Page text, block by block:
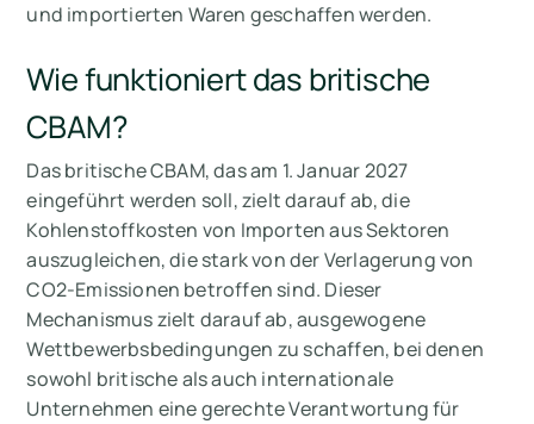
und importierten Waren geschaffen werden.
Wie funktioniert das britische
CBAM?
Das britische CBAM, das am 1. Januar 2027
eingeführt werden soll, zielt darauf ab, die
Kohlenstoffkosten von Importen aus Sektoren
auszugleichen, die stark von der Verlagerung von
CO2-Emissionen betroffen sind. Dieser
Mechanismus zielt darauf ab, ausgewogene
Wettbewerbsbedingungen zu schaffen, bei denen
sowohl britische als auch internationale
Unternehmen eine gerechte Verantwortung für